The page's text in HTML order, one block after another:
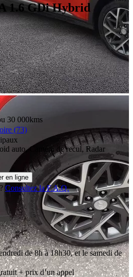
1.6 GDi Hybrid
30 000kms
(73)
auto, Caméra de recul, Radar
en ligne
Consultez la F.A.Q.
de 8h à 18h30, et le samedi de
+ prix d’un appel